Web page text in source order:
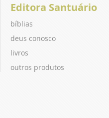
Editora Santuário
bíblias
deus conosco
livros
outros produtos